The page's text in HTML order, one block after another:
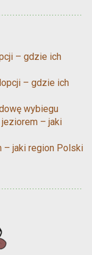
– gdzie ich
– gdzie ich
wybiegu
– jaki
– jaki region Polski